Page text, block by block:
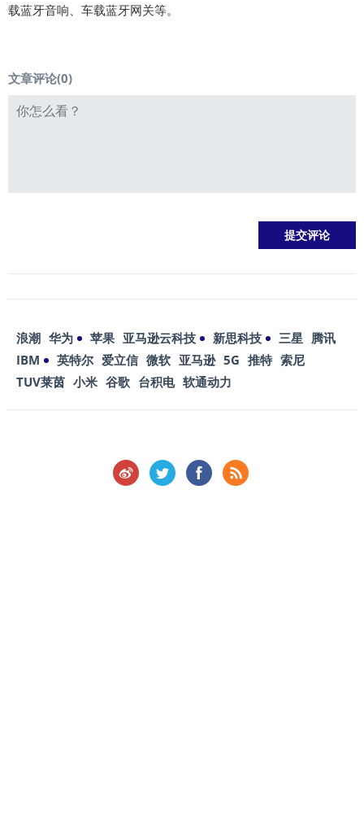
载蓝牙音响、车载蓝牙网关等。
文章评论(0)
浪潮 华为 苹果 亚马逊云科技 新思科技 三星 腾讯
IBM
英特尔 爱立信 微软 亚马逊 5G 推特 索尼
TUV莱茵 小米 谷歌 台积电 软通动力